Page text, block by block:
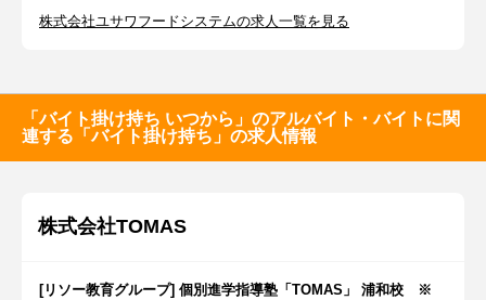
株式会社ユサワフードシステムの求人一覧を見る
「バイト掛け持ち いつから」のアルバイト・バイトに関
連する「バイト掛け持ち」の求人情報
株式会社TOMAS
[リソー教育グループ] 個別進学指導塾「TOMAS」 浦和校 ※